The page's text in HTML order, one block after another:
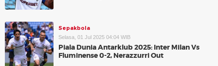
Sepakbola
Selasa, 01 Jul 2025 04:04 WIB
Piala Dunia Antarklub 2025: Inter Milan Vs
Fluminense 0-2, Nerazzurri Out